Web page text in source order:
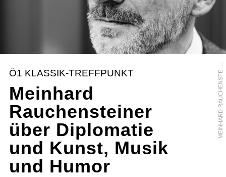
M
E
I
N
H
A
R
D
R
A
U
C
H
E
N
S
T
E
I
N
E
R
-
I
N
G
O
P
E
R
T
R
A
M
E
R
Ö1 KLASSIK-TREFFPUNKT
Meinhard
Rauchensteiner
über Diplomatie
und Kunst, Musik
und Humor